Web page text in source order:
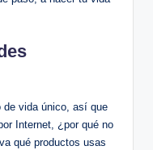
de vida único, así que
Internet, ¿por qué no
qué productos usas